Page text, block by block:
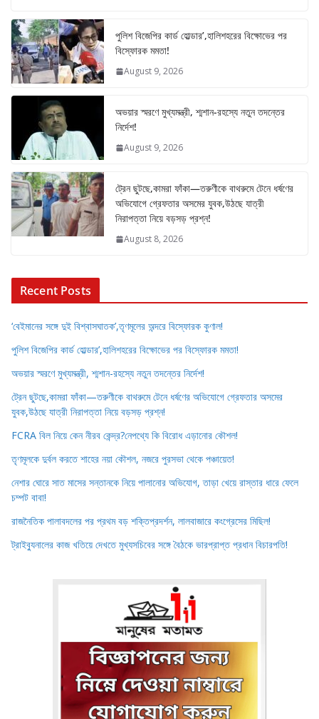
পুলিশ বিজেপির কার্ড হোল্ডার’,হালিশহরের বিক্ষোভের পর
বিস্ফোরক মমতা!
August 9, 2026
অভয়ার স্মরণে মুখ্যমন্ত্রী, শ্মশান-রহস্যে নতুন তদন্তের
নির্দেশ!
August 9, 2026
ট্রেন ছুটছে,কামরা ফাঁকা—তরুণীকে বাথরুমে টেনে ধর্ষণের
অভিযোগে গ্রেফতার অসমের যুবক,উঠছে যাত্রী
নিরাপত্তা নিয়ে বড়সড় প্রশ্ন!
August 8, 2026
Recent Posts
‘বেইমানের সঙ্গে দুই বিশ্বাসঘাতক’,তৃণমূলের অন্দরে বিস্ফোরক কুণাল!
পুলিশ বিজেপির কার্ড হোল্ডার’,হালিশহরের বিক্ষোভের পর বিস্ফোরক মমতা!
অভয়ার স্মরণে মুখ্যমন্ত্রী, শ্মশান-রহস্যে নতুন তদন্তের নির্দেশ!
ট্রেন ছুটছে,কামরা ফাঁকা—তরুণীকে বাথরুমে টেনে ধর্ষণের অভিযোগে গ্রেফতার অসমের
যুবক,উঠছে যাত্রী নিরাপত্তা নিয়ে বড়সড় প্রশ্ন!
FCRA বিল নিয়ে কেন নীরব কেন্দ্র?নেপথ্যে কি বিরোধ এড়ানোর কৌশল!
তৃণমূলকে দুর্বল করতে শাহের নয়া কৌশল, নজরে পুরসভা থেকে পঞ্চায়েত!
নেশার ঘোরে সাত মাসের সন্তানকে নিয়ে পালানোর অভিযোগ, তাড়া খেয়ে রাস্তার ধারে ফেলে
চম্পট বাবা!
রাজনৈতিক পালাবদলের পর প্রথম বড় শক্তিপ্রদর্শন, লালবাজারে কংগ্রেসের মিছিল!
ট্রাইব্যুনালের কাজ খতিয়ে দেখতে মুখ্যসচিবের সঙ্গে বৈঠকে ভারপ্রাপ্ত প্রধান বিচারপতি!